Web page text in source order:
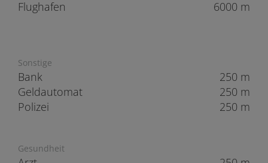
Flughafen 6000 m
Sonstige
Bank
250 m
Geldautomat
250 m
Polizei
250 m
Gesundheit